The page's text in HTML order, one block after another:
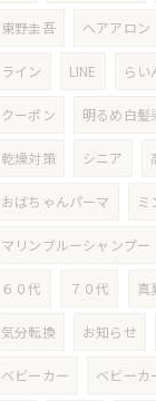
東野圭吾 ヘアアロン
ライン LINE らい
クーポン 明るめ白髪
乾燥対策 シニア
おばちゃんパーマ ミ
マリンブルーシャンプー
６０代 ７０代 真
気分転換 お知らせ
ベビーカー ベビーカ